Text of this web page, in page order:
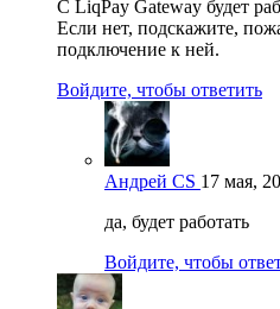
С LiqPay Gateway будет
Если нет, подскажите,
подключение к ней.
Войдите, чтобы ответить
Андрей CS 17 мая,
да, будет работать
Войдите, чтобы